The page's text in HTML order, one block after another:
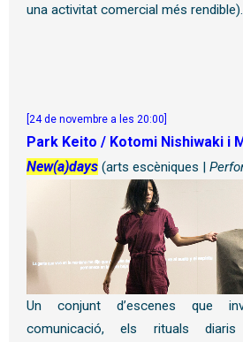
una activitat comercial més rendible).
[24 de novembre a les 20:00]
Park Keito / Kotomi Nishiwaki i
New(a)days(arts escèniques |
Un conjunt d’escenes que
comunicació, els rituals